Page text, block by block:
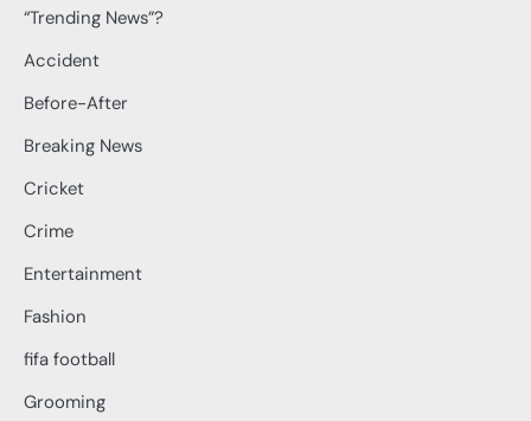
“Trending News”?
Accident
Before-After
Breaking News
Cricket
Crime
Entertainment
Fashion
fifa football
Grooming